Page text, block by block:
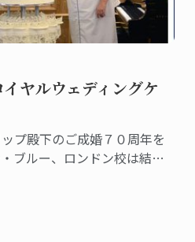
ヤルウェディングケ
プ殿下のご成婚７０周年を
ブルー、ロンドン校は結婚
Royal Weddingという番